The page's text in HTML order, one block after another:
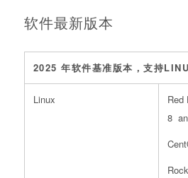
软件最新版本
2025 年软件基准版本，支持
Linux
Red
8